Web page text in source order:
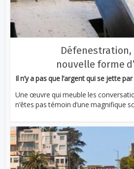
Défenestration,
nouvelle forme
Il n’y a pas que l’argent qui se jette
Une œuvre qui meuble les
n’êtes pas témoin d’une magnifique